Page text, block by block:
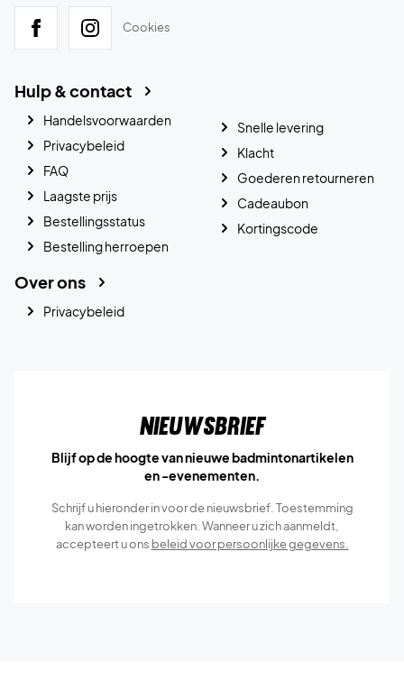
Cookies
Hulp & contact
Handelsvoorwaarden
Privacybeleid
FAQ
Laagste prijs
Bestellingsstatus
Bestelling herroepen
Snelle levering
Klacht
Goederen retourneren
Cadeaubon
Kortingscode
Over ons
Privacybeleid
Nieuwsbrief
Blijf op de hoogte van nieuwe badmintonartikelen
en -evenementen.
Schrijf u hieronder in voor de nieuwsbrief. Toestemming
kan worden ingetrokken. Wanneer u zich aanmeldt,
accepteert u ons beleid voor persoonlijke gegevens.